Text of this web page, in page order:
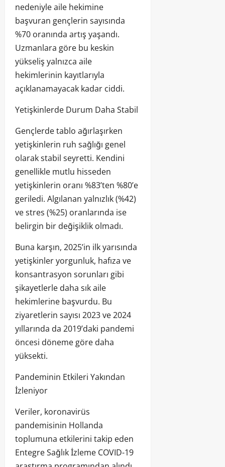
nedeniyle aile hekimine
başvuran gençlerin sayısında
%70 oranında artış yaşandı.
Uzmanlara göre bu keskin
yükseliş yalnızca aile
hekimlerinin kayıtlarıyla
açıklanamayacak kadar ciddi.
Yetişkinlerde Durum Daha Stabil
Gençlerde tablo ağırlaşırken
yetişkinlerin ruh sağlığı genel
olarak stabil seyretti. Kendini
genellikle mutlu hisseden
yetişkinlerin oranı %83’ten %80’e
geriledi. Algılanan yalnızlık (%42)
ve stres (%25) oranlarında ise
belirgin bir değişiklik olmadı.
Buna karşın, 2025’in ilk yarısında
yetişkinler yorgunluk, hafıza ve
konsantrasyon sorunları gibi
şikayetlerle daha sık aile
hekimlerine başvurdu. Bu
ziyaretlerin sayısı 2023 ve 2024
yıllarında da 2019’daki pandemi
öncesi döneme göre daha
yüksekti.
Pandeminin Etkileri Yakından
İzleniyor
Veriler, koronavirüs
pandemisinin Hollanda
toplumuna etkilerini takip eden
Entegre Sağlık İzleme COVID-19